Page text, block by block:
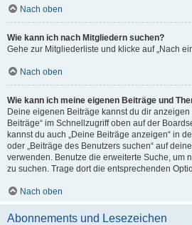
Nach oben
Wie kann ich nach Mitgliedern suchen?
Gehe zur Mitgliederliste und klicke auf „Nach
Nach oben
Wie kann ich meine eigenen Beiträge und
Deine eigenen Beiträge kannst du dir
Beiträge“ im Schnellzugriff oben auf der
kannst du auch „Deine Beiträge anzeigen“ in
oder „Beiträge des Benutzers suchen“ auf
verwenden. Benutze die erweiterte Suche, um
zu suchen. Trage dort die entsprechenden
Nach oben
Abonnements und Lesezeichen